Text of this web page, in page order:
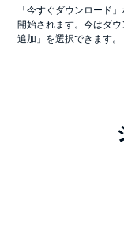
「今すぐダウンロード
開始されます。今はダ
追加」を選択できます。